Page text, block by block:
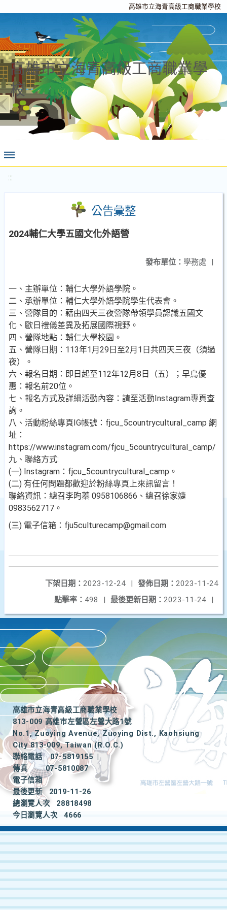
高雄市立海青高級工商職業學校
高雄市立海青高級工商職業學
校
:::
公告彙整
2024輔仁大學五國文化外語營
發布單位： 學務處 |
一、主辦單位：輔仁大學外語學院。
二、承辦單位：輔仁大學外語學院學生代表會。
三、營隊目的：藉由四天三夜營隊帶領學員認識五國文
化、歐日禮儀差異及拓展國際視野。
四、營隊地點：輔仁大學校園。
五、營隊日期：113年1月29日至2月1日共四天三夜（須過
夜）。
六、報名日期：即日起至112年12月8日（五）；早鳥優
惠：報名前20位。
七、報名方式及詳細活動內容：請至活動Instagram專頁查
詢。
八、活動粉絲專頁IG帳號：fjcu_5countrycultural_camp 網
址：
https://www.instagram.com/fjcu_5countrycultural_camp/。
九、聯絡方式:
(一) Instagram：fjcu_5countrycultural_camp。
(二) 有任何問題都歡迎於粉絲專頁上來訊留言！
聯絡資訊：總召李昀蓁 0958106866、總召徐家婕
0983562717。
(三) 電子信箱：fju5culturecamp@gmail.com
發佈日期： 2023-11-24
下架日期： 2023-12-24
|
最後更新日期： 2023-11-24 |
點擊率： 498 |
高雄市立海青高級工商職業學校
813-009 高雄市左營區左營大路1號
No.1, Zuoying Avenue, Zuoying Dist., Kaohsiung
City 813-009, Taiwan (R.O.C.)
聯絡電話
07-5819155
|
傳真
07-5810087
電子信箱
最後更新
2019-11-26
總瀏覽人次
28818498
今日瀏覽人次
4666